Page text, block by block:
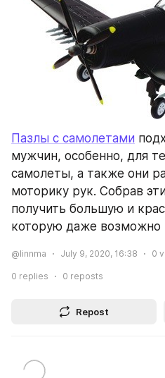
Пазлы с самолетами
мужчин, особенно, для
самолеты, а также они
моторику рук. Собрав
получить большую и
которую даже возможно
@linnma July 9, 2020, 16:38 0
0 replies 0 reposts
Repost